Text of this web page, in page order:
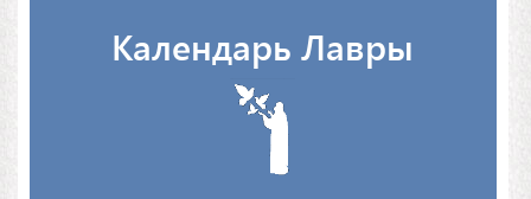
Календарь Лавры